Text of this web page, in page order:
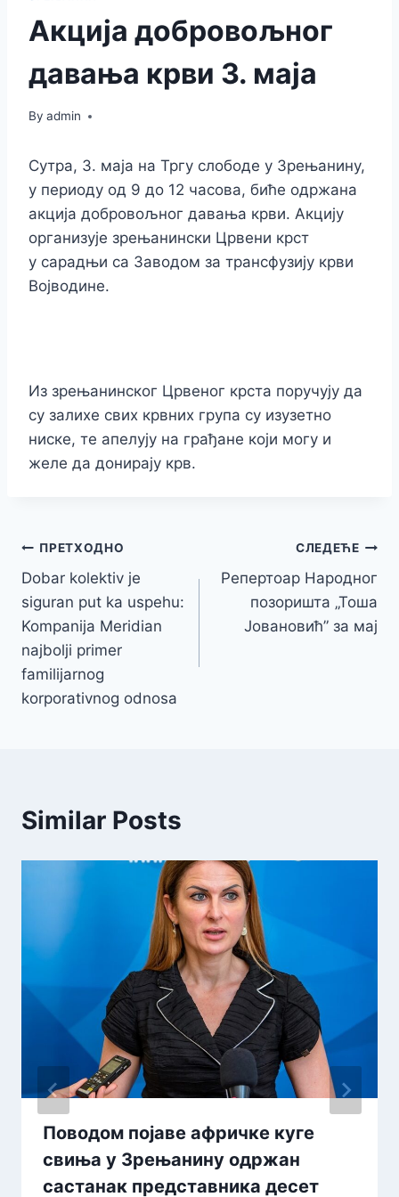
Акција добровољног
давања крви 3. маја
By admin
Сутра, 3. маја на Тргу слободе у Зрењанину,
у периоду од 9 до 12 часова, биће одржана
акција добровољног давања крви. Акцију
организује зрењанински Црвени крст
у сарадњи са Заводом за трансфузију крви
Војводине.
Из зрењанинског Црвеног крста поручују да
су залихе свих крвних група су изузетно
ниске, те апелују на грађане који могу и
желе да донирају крв.
Кретање
чланка
ПРЕТХОДНО
Dobar kolektiv je
siguran put ka uspehu:
Kompanija Meridian
najbolji primer
familijarnog
korporativnog odnosa
СЛЕДЕЋЕ
Репертоар Народног
позоришта „Тоша
Јовановић” за мај
Similar Posts
Поводом појаве афричке куге
свиња у Зрењанину одржан
састанак представника десет